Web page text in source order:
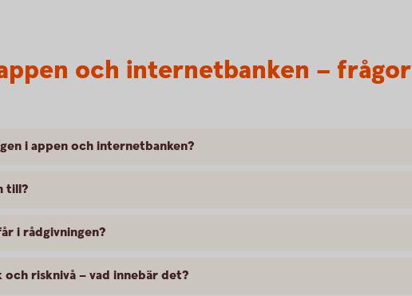
och internetbanken – frågor
i appen och internetbanken?
till?
i rådgivningen?
risknivå – vad innebär det?